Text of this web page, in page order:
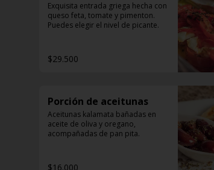
Exquisita entrada griega hecha con
queso feta, tomate y pimenton.
Puedes elegir el nivel de picante.
$29.500
Porción de aceitunas
Aceitunas kalamata bañadas en
aceite de oliva y oregano,
acompañadas de pan pita.
$16.000